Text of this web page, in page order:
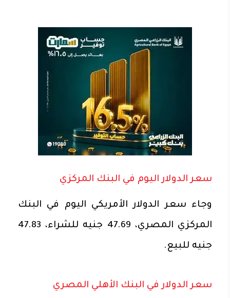
سعر الدولار اليوم في البنك المركزي
وجاء سعر الدولار الأمريكي اليوم في البنك
المركزي المصري، 47.69 جنيه للشراء، 47.83
جنيه للبيع.
سعر الدولار في البنك الأهلي المصري